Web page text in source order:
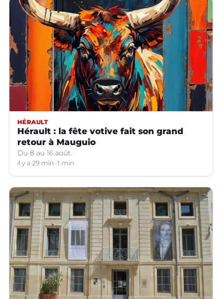
HÉRAULT
Hérault : la fête votive fait son grand
retour à Mauguio
Du 8 au 16 août.
il y a 29 min 1 min